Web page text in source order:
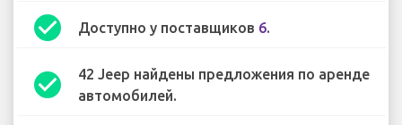
check_circle Доступно у поставщиков 6.
check_circle
42 Jeep найдены предложения по аренде
автомобилей.